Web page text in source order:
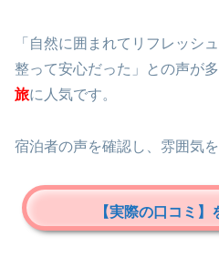
「自然に囲まれてリフレッシ
整って安心だった」との声が
旅に人気です。
宿泊者の声を確認し、雰囲気
【実際の口コミ】